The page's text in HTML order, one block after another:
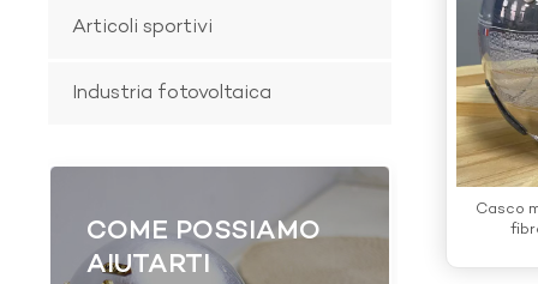
Casco
Articoli sportivi
Industria fotovoltaica
COME POSSIAMO
AIUTARTI